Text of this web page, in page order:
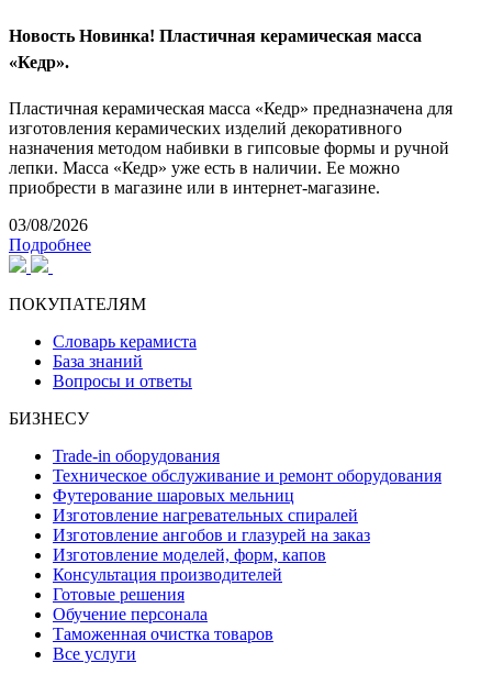
Новость Новинка! Пластичная керамическая масса
«Кедр».
Пластичная керамическая масса «Кедр» предназначена для
изготовления керамических изделий декоративного
назначения методом набивки в гипсовые формы и ручной
лепки. Масса «Кедр» уже есть в наличии. Ее можно
приобрести в магазине или в интернет-магазине.
03/08/2026
Подробнее
ПОКУПАТЕЛЯМ
Словарь керамиста
База знаний
Вопросы и ответы
БИЗНЕСУ
Trade-in оборудования
Техническое обслуживание и ремонт оборудования
Футерование шаровых мельниц
Изготовление нагревательных спиралей
Изготовление ангобов и глазурей на заказ
Изготовление моделей, форм, капов
Консультация производителей
Готовые решения
Обучение персонала
Таможенная очистка товаров
Все услуги